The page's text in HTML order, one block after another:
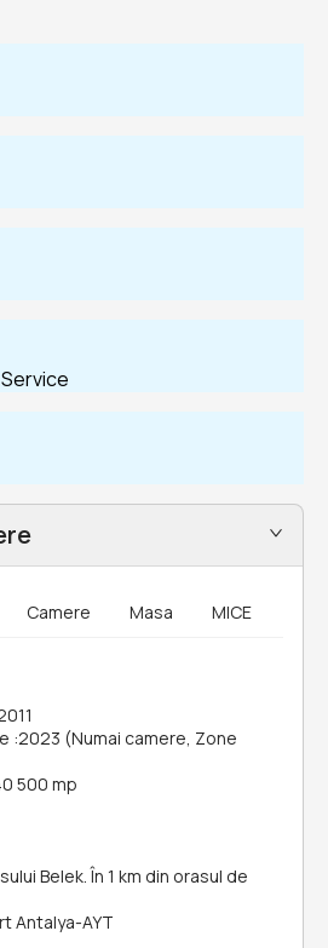
Camere Masa MICE
:2023 (Numai camere, Zone
500 mp
Belek. În 1 km din orasul de
Antalya-AYT